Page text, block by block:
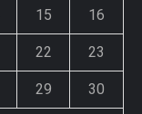
15 16
22 23
29 30